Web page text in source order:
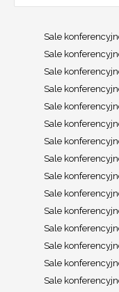
Sale
Sale
Sale
Sale
Sale
Sale
Sale
Sale
Sale
Sale
Sale
Sale
Sale
Sale
Sale